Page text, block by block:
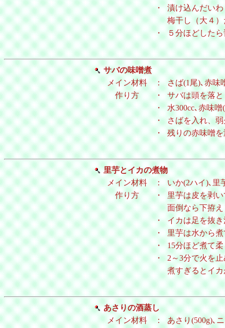
・ 漬け込んだい
梅干し（大４
・
５分ほどした
サバの味噌煮
メイン材料
：
さば(1尾)､赤味
作り方
・
サバは頭を落
・ 水300cc､赤味
・
さばを入れ、
・
残りの赤味噌
里芋とイカの煮物
メイン材料
：
いか(2ハイ)､里
作り方
・ 里芋は皮を剥
面倒なら下拵
・ イカは足を抜
・
里芋は水から
・ 15分ほど煮て
・
2～3分で火を
煮すぎるとイ
あさりの酒蒸し
メイン材料
：
あさり(500g)､